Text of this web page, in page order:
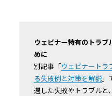
ウェビナー特有のトラ
めに
別記事「ウェビナートラ
る失敗例と対策を解説 」
遇した失敗やトラブルと